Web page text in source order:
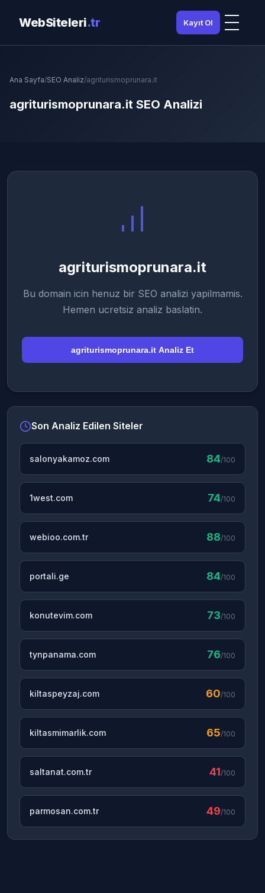
WebSiteleri.tr Kayıt Ol
Ana Sayfa/SEO Analiz/agriturismoprunara.it
agriturismoprunara.it SEO Analizi
agriturismoprunara.it
Bu domain icin henuz bir SEO analizi yapilmamis.
Hemen ucretsiz analiz baslatin.
agriturismoprunara.it Analiz Et
Son Analiz Edilen Siteler
salonyakamoz.com 84/100
1west.com 74/100
webioo.com.tr 88/100
portali.ge 84/100
konutevim.com 73/100
tynpanama.com 76/100
kiltaspeyzaj.com 60/100
kiltasmimarlik.com 65/100
saltanat.com.tr 41/100
parmosan.com.tr 49/100